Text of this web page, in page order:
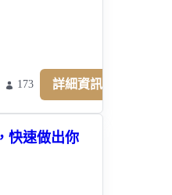
173 詳細資訊
快速做出你